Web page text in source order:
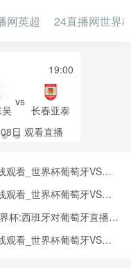
网英超 24直播网世界
19:00
vs
长春亚泰
日 观看直播
观看_世界杯葡萄牙VS西
观看_世界杯葡萄牙VS西
杯:西班牙对葡萄牙直播免
观看_世界杯葡萄牙VS西